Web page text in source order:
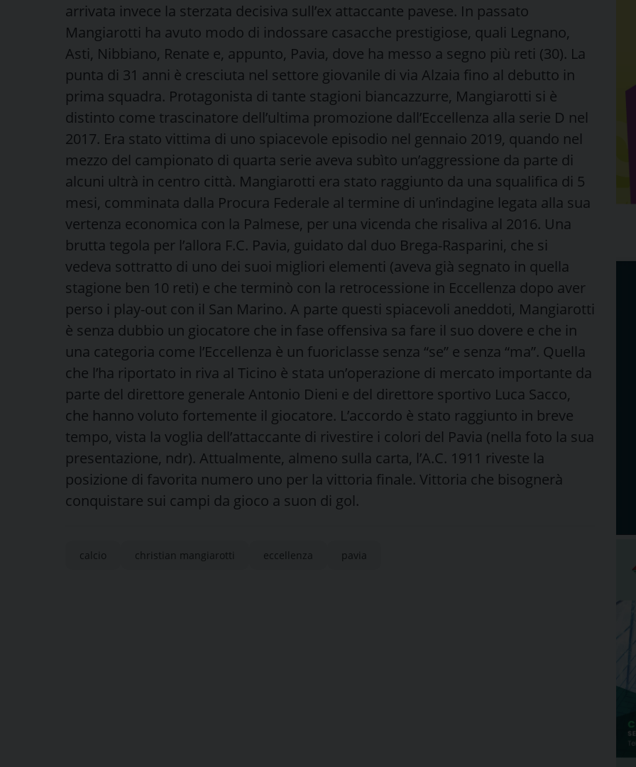
arrivata invece la sterzata decisiva sull’ex attaccante pavese. In passato
Mangiarotti ha avuto modo di indossare casacche prestigiose, quali Legnano,
Asti, Nibbiano, Renate e, appunto, Pavia, dove ha messo a segno più reti (30). La
punta di 31 anni è cresciuta nel settore giovanile di via Alzaia fino al debutto in
prima squadra. Protagonista di tante stagioni biancazzurre, Mangiarotti si è
distinto come trascinatore dell’ultima promozione dall’Eccellenza alla serie D nel
2017. Era stato vittima di uno spiacevole episodio nel gennaio 2019, quando nel
mezzo del campionato di quarta serie aveva subìto un’aggressione da parte di
alcuni ultrà in centro città. Mangiarotti era stato raggiunto da una squalifica di 5
mesi, comminata dalla Procura Federale al termine di un’indagine legata alla sua
vertenza economica con la Palmese, per una vicenda che risaliva al 2016. Una
brutta tegola per l’allora F.C. Pavia, guidato dal duo Brega-Rasparini, che si
vedeva sottratto di uno dei suoi migliori elementi (aveva già segnato in quella
stagione ben 10 reti) e che terminò con la retrocessione in Eccellenza dopo aver
perso i play-out con il San Marino. A parte questi spiacevoli aneddoti, Mangiarotti
è senza dubbio un giocatore che in fase offensiva sa fare il suo dovere e che in
una categoria come l’Eccellenza è un fuoriclasse senza “se” e senza “ma”. Quella
che l’ha riportato in riva al Ticino è stata un’operazione di mercato importante da
parte del direttore generale Antonio Dieni e del direttore sportivo Luca Sacco,
che hanno voluto fortemente il giocatore. L’accordo è stato raggiunto in breve
tempo, vista la voglia dell’attaccante di rivestire i colori del Pavia (nella foto la sua
presentazione, ndr). Attualmente, almeno sulla carta, l’A.C. 1911 riveste la
posizione di favorita numero uno per la vittoria finale. Vittoria che bisognerà
conquistare sui campi da gioco a suon di gol.
calcio christian mangiarotti eccellenza pavia